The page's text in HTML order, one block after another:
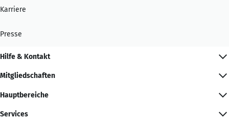
Karriere
Presse
Hilfe & Kontakt
Mitgliedschaften
Hauptbereiche
Services